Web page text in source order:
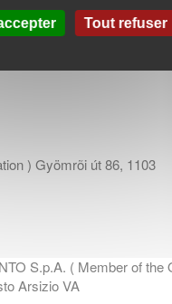
) 4, El Venizelou
) Gyömrõi út 86, 1103
S.p.A. ( Member of the
Arsizio VA
Tout refuser